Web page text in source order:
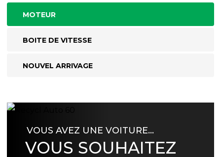
MOTEUR
BOITE DE VITESSE
NOUVEL ARRIVAGE
VOUS AVEZ UNE VOITURE…
VOUS SOUHAITEZ